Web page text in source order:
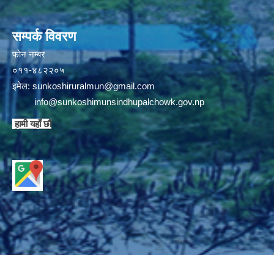
सम्पर्क विवरण
फाेन न‌‍‍‍‌‌म्बर
०११-४८२२०५
इमेल: sunkoshiruralmun@gmail.com
info@sunkoshimunsindhupalchowk.gov.np
हामी यहाँ छाै‌ं